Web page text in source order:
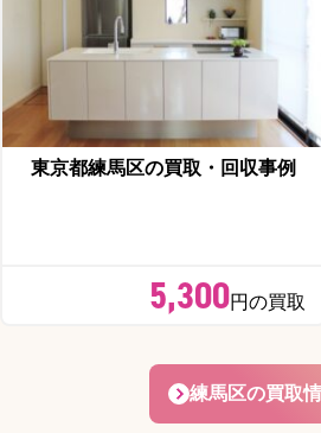
東京都練馬区の買取・回収事例
5,300円の買取
練馬区の買取